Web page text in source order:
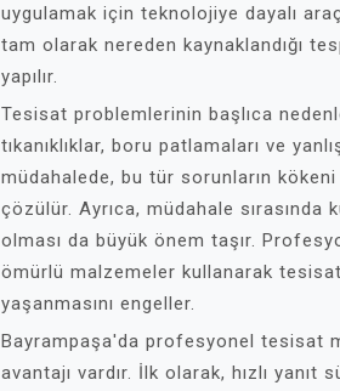
uygulamak için teknolojiye dayalı
tam olarak nereden kaynaklandığı
yapılır.
Tesisat problemlerinin başlıca
tıkanıklıklar, boru patlamaları ve
müdahalede, bu tür sorunların
çözülür. Ayrıca, müdahale sırasında
olması da büyük önem taşır.
ömürlü malzemeler kullanarak
yaşanmasını engeller.
Bayrampaşa'da profesyonel tesisat
avantajı vardır. İlk olarak, hızlı